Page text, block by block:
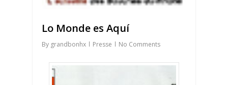
Lo Monde es Aquí
By grandbonhx Presse No Comments